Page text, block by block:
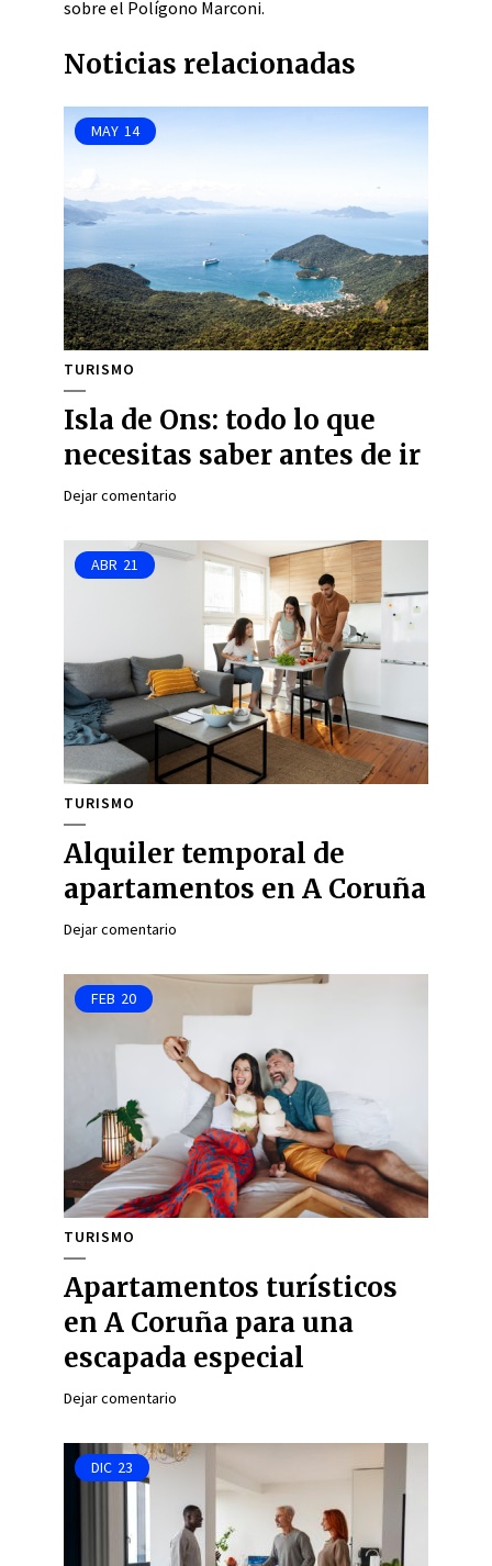
sobre el Polígono Marconi.
Noticias relacionadas
MAY 14
TURISMO
Isla de Ons: todo lo que
necesitas saber antes de ir
Dejar comentario
ABR 21
TURISMO
Alquiler temporal de
apartamentos en A Coruña
Dejar comentario
FEB 20
TURISMO
Apartamentos turísticos
en A Coruña para una
escapada especial
Dejar comentario
DIC 23